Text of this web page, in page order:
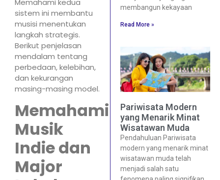
Memahami kedua
sistem ini membantu
musisi menentukan
langkah strategis.
Berikut penjelasan
mendalam tentang
perbedaan, kelebihan,
dan kekurangan
masing-masing model.
Memahami
Musik
Indie dan
Major
membangun kekayaan
Read More »
Pariwisata Modern
yang Menarik Minat
Wisatawan Muda
Pendahuluan Pariwisata
modern yang menarik minat
wisatawan muda telah
menjadi salah satu